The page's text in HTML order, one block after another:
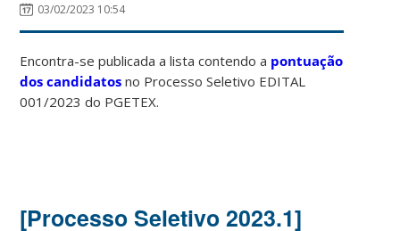
03/02/2023 10:54
Encontra-se publicada a lista contendo a pontuação
dos candidatos no Processo Seletivo EDITAL
001/2023 do PGETEX.
[Processo Seletivo 2023.1]